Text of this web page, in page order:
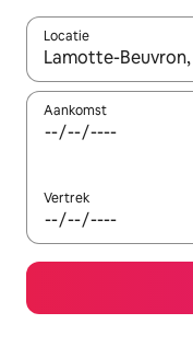
Locatie
Wanneer er
Aankomst
Vertrek